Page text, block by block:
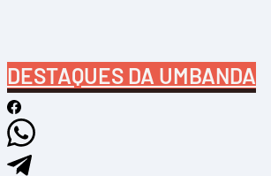
DESTAQUES DA UMBANDA